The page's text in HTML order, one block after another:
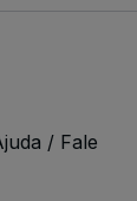
/ Fale